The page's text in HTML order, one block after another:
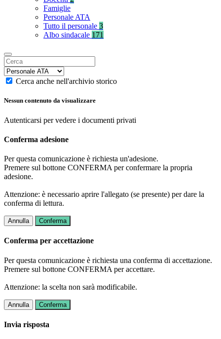
Famiglie
Personale ATA
Tutto il personale 3
Albo sindacale 171
Cerca anche nell'archivio storico
Nessun contenuto da visualizzare
Autenticarsi per vedere i documenti privati
Conferma adesione
Per questa comunicazione è richiesta un'adesione.
Premere sul bottone CONFERMA per confermare la propria
adesione.
Attenzione: è necessario aprire l'allegato (se presente) per dare la
conferma di lettura.
Annulla Conferma
Conferma per accettazione
Per questa comunicazione è richiesta una conferma di accettazione.
Premere sul bottone CONFERMA per accettare.
Attenzione: la scelta non sarà modificabile.
Annulla Conferma
Invia risposta